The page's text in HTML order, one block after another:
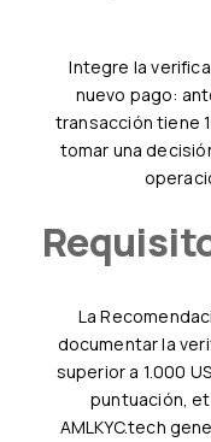
Integre la verificación en un webhook al recibir un
nuevo pago:
transacción tiene
tomar una
La Recomendación 16 del GAFI exige a los VASP
documentar la
superior a 1.000
puntuación,
AMLKYC.tech